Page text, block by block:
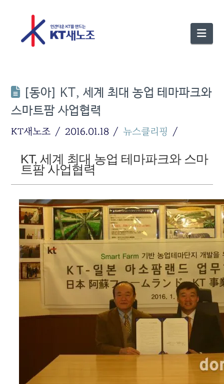
[동아] KT, 세계 최대 농업 테마파크와
스마트팜 사업협력
KT새노조 2016.01.18 뉴스클리핑
KT, 세계 최대 농업 테마파크와 스마
트팜 사업협력